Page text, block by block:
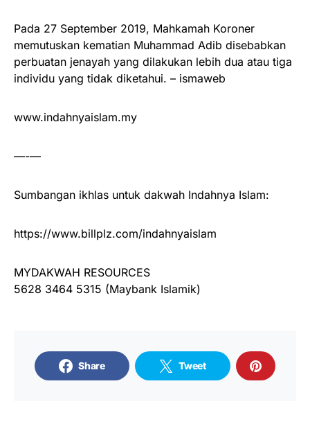
Pada 27 September 2019, Mahkamah Koroner
memutuskan kematian Muhammad Adib disebabkan
perbuatan jenayah yang dilakukan lebih dua atau tiga
individu yang tidak diketahui. – ismaweb
www.indahnyaislam.my
—-—
Sumbangan ikhlas untuk dakwah Indahnya Islam:
https://www.billplz.com/indahnyaislam
MYDAKWAH RESOURCES
5628 3464 5315 (Maybank Islamik)
Share Tweet